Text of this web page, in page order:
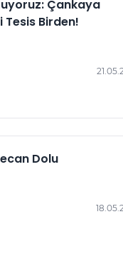
Çankaya
Tesis Birden!
Dolu